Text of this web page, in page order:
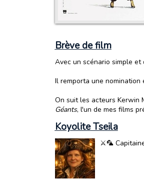
Brève de film
Avec un scénario simple
Il remporta une nomination
On suit les acteurs Kerwin
Géants, l'un de mes films
Koyolite Tseila
⚔️🦜